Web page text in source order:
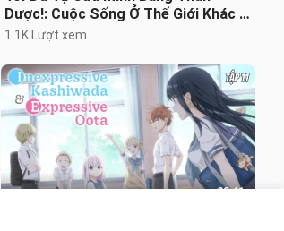
Dược!: Cuộc Sống Ở Thế Giới Khác -
Tập 8 [Việt sub]
1.1K Lượt xem
23:41